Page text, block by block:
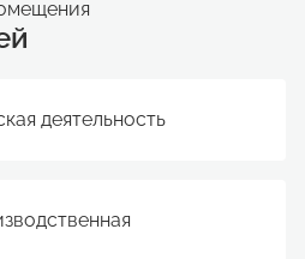
деятельность